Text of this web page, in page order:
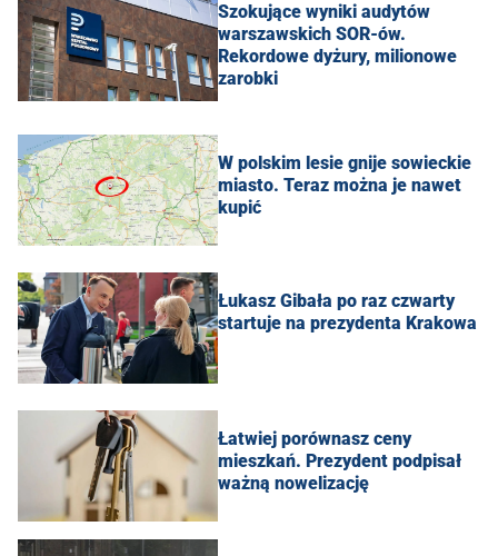
Szokujące wyniki audytów
warszawskich SOR-ów.
Rekordowe dyżury, milionowe
zarobki
W polskim lesie gnije sowieckie
miasto. Teraz można je nawet
kupić
Łukasz Gibała po raz czwarty
startuje na prezydenta Krakowa
Łatwiej porównasz ceny
mieszkań. Prezydent podpisał
ważną nowelizację